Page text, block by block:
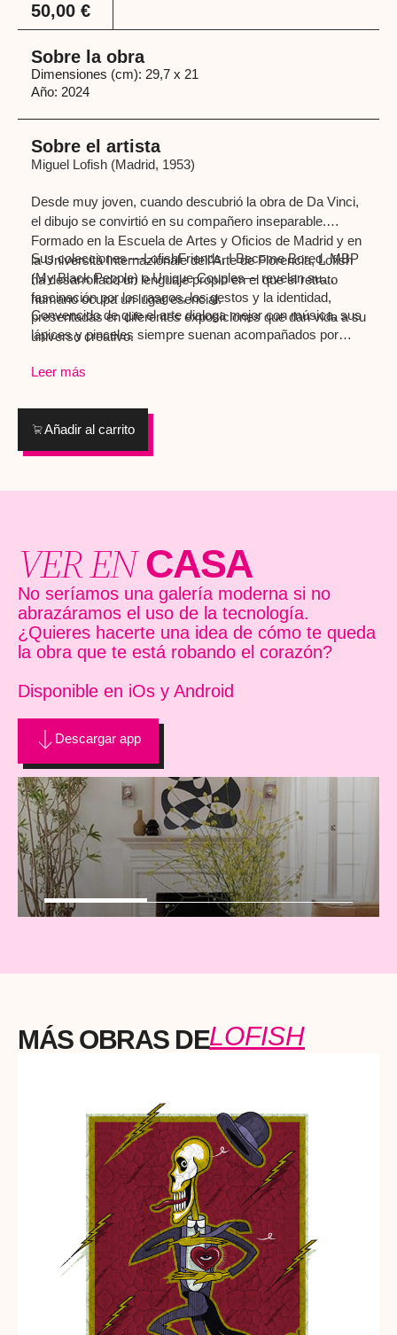
50,00 €
Sobre la obra
Dimensiones (cm): 29,7 x 21
Año: 2024
Sobre el artista
Miguel Lofish (Madrid, 1953)
Desde muy joven, cuando descubrió la obra de Da Vinci,
el dibujo se convirtió en su compañero inseparable.
Formado en la Escuela de Artes y Oficios de Madrid y en
la Università Internazionale dell’Arte de Florencia, Lofish
ha desarrollado un lenguaje propio en el que el retrato
humano ocupa un lugar esencial.
Sus colecciones —LofishFriends, I Become Bored, MBP
(My Black People) o Unique Couples— revelan su
fascinación por los rasgos, los gestos y la identidad,
presentadas en diferentes exposiciones que dan vida a su
universo creativo.
Convencido de que el arte dialoga mejor con música, sus
lápices y pinceles siempre suenan acompañados por
Frank Zappa: “Music is the best!”
Leer más
Añadir al carrito
VER ENCASA
No seríamos una galería moderna si no
abrazáramos el uso de la tecnología.
¿Quieres hacerte una idea de cómo te queda
la obra que te está robando el corazón?
Disponible en iOs y Android
Descargar app
MÁS OBRAS DELOFISH